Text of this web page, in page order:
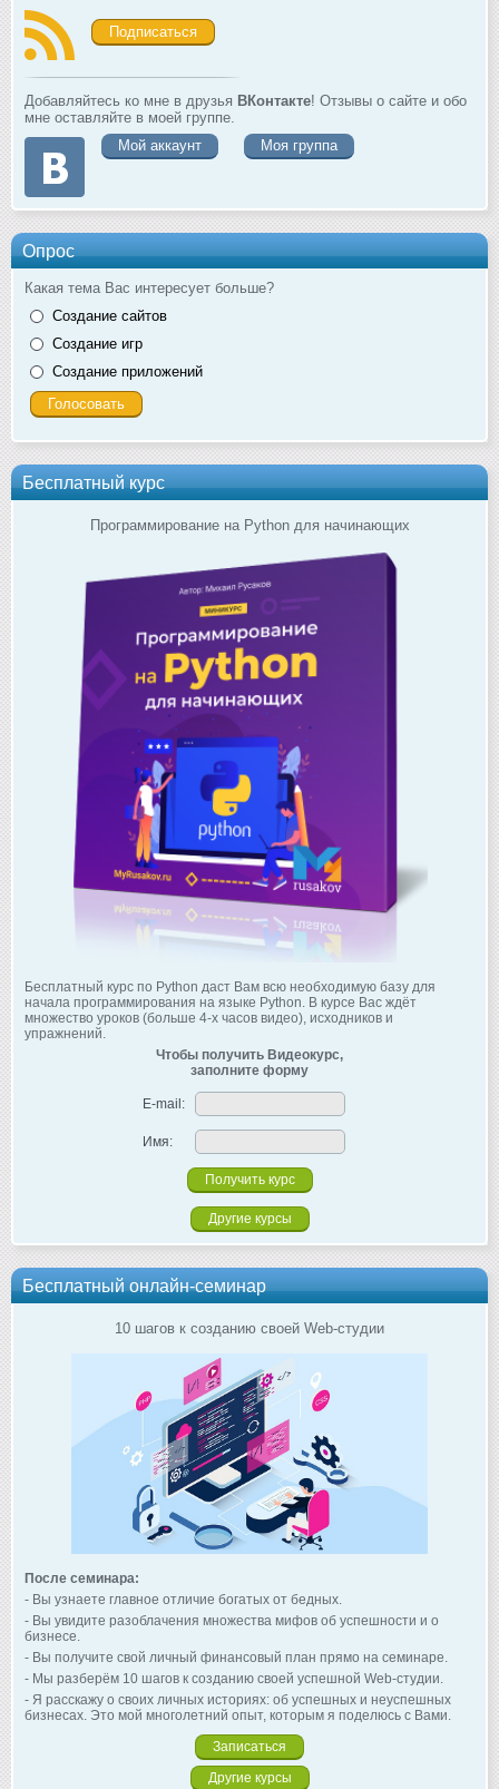
Подписаться
Добавляйтесь ко мне в друзья ВКонтакте! Отзывы о сайте и обо
мне оставляйте в моей группе.
Мой аккаунт
Моя группа
Опрос
Какая тема Вас интересует больше?
Создание сайтов
Создание игр
Создание приложений
Бесплатный курс
Программирование на Python для начинающих
Бесплатный курс по Python даст Вам всю необходимую базу для
начала программирования на языке Python. В курсе Вас ждёт
множество уроков (больше 4-х часов видео), исходников и
упражнений.
Чтобы получить Видеокурс,
заполните форму
E-mail:
Имя:
Другие курсы
Бесплатный онлайн-семинар
10 шагов к созданию своей Web-студии
После семинара:
- Вы узнаете главное отличие богатых от бедных.
- Вы увидите разоблачения множества мифов об успешности и о
бизнесе.
- Вы получите свой личный финансовый план прямо на семинаре.
- Мы разберём 10 шагов к созданию своей успешной Web-студии.
- Я расскажу о своих личных историях: об успешных и неуспешных
бизнесах. Это мой многолетний опыт, которым я поделюсь с Вами.
Записаться
Другие курсы